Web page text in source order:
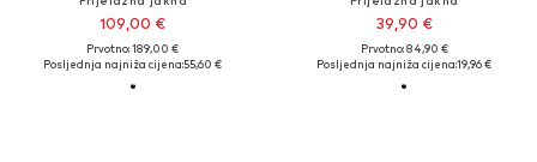
109,00 €
Prvotno: 189,00 €
Posljednja najniža cijena:55,60 €
39,90 €
Prvotno: 84,90 €
Posljednja najniža cijena:19,96 €